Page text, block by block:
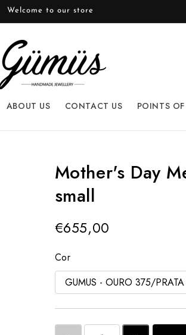
Welcome to our store
ABOUT US CONTACT US POINTS OF
Mother's Day
small
€655,00
Cor